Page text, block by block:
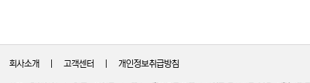
회사소개 고객센터 개인정보취급방침